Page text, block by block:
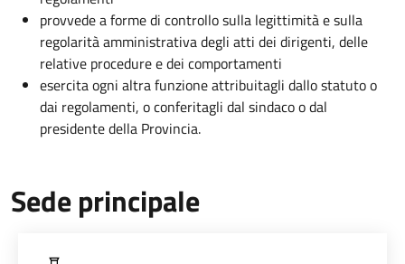
provvede a forme di controllo sulla legittimità e sulla
regolarità amministrativa degli atti dei dirigenti, delle
relative procedure e dei comportamenti
esercita ogni altra funzione attribuitagli dallo statuto o
dai regolamenti, o conferitagli dal sindaco o dal
presidente della Provincia.
Sede principale